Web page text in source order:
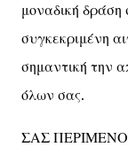
μοναδική
συγκεκριμένη
σημαντική την
όλων σας.
ΣΑΣ